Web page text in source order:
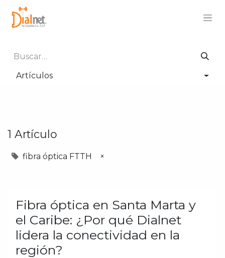
Artículos
1 Artículo
fibra óptica FTTH ×
Fibra óptica en Santa Marta y
el Caribe: ¿Por qué Dialnet
lidera la conectividad en la
región?